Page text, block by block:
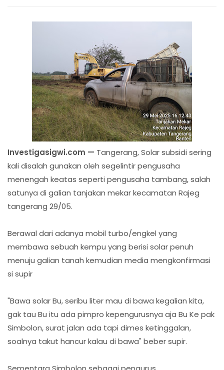
Investigasigwi.com — Tangerang, Solar subsidi sering
kali disalah gunakan oleh segelintir pengusaha
menengah keatas seperti pengusaha tambang, salah
satunya di galian tanjakan mekar kecamatan Rajeg
tangerang 29/05.
Berawal dari adanya mobil turbo/engkel yang
membawa sebuah kempu yang berisi solar penuh
menuju galian tanah kemudian media mengkonfirmasi
si supir
"Bawa solar Bu, seribu liter mau di bawa kegalian kita,
gak tau Bu itu ada pimpro kepengurusnya aja Bu Ke pak
Simbolon, surat jalan ada tapi dimes ketinggalan,
soalnya takut hancur kalau di bawa" beber supir.